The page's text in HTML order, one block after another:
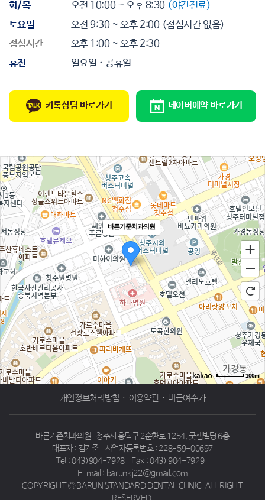
화/목
오전 10:00 ~ 오후 8:30 (야간진료)
토요일
오전 9:30 ~ 오후 2:00 (점심시간 없음)
점심시간
오후 1:00 ~ 오후 2:30
휴진
일요일 · 공휴일
카톡상담 바로가기 네이버예약 바로가기
바른기준치과의원
100m
로드뷰 길찾기
개인정보처리방침 · 이용약관 · 비급여수가
바른기준치과의원
청주시 흥덕구 2순환로 1254, 굿샘빌딩 6층
대표자 : 김기준
사업자등록번호 : 228-59-00697
Tel : 043)904-7928
Fax : 043) 904-7929
E-mail : barunkj22@gmail.com
COPYRIGHT Ⓒ BARUN STANDARD DENTAL CLINIC. ALL RIGHT
RESERVED.